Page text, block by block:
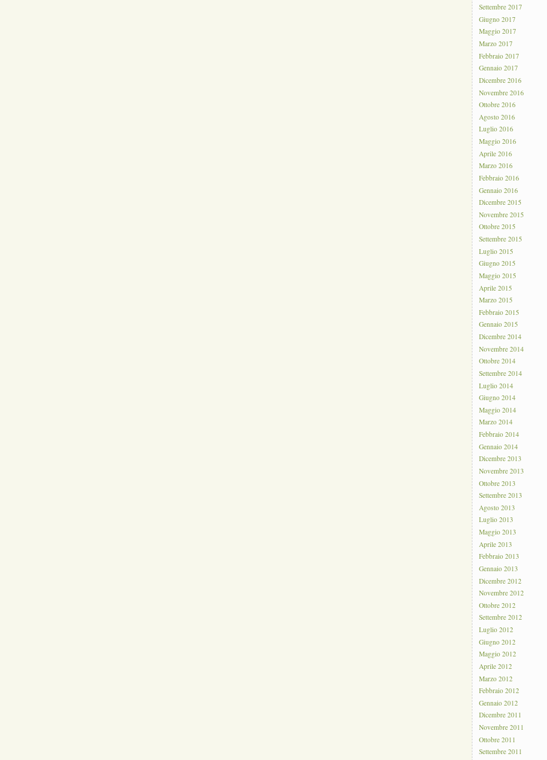
Settembre 2017
Giugno 2017
Maggio 2017
Marzo 2017
Febbraio 2017
Gennaio 2017
Dicembre 2016
Novembre 2016
Ottobre 2016
Agosto 2016
Luglio 2016
Maggio 2016
Aprile 2016
Marzo 2016
Febbraio 2016
Gennaio 2016
Dicembre 2015
Novembre 2015
Ottobre 2015
Settembre 2015
Luglio 2015
Giugno 2015
Maggio 2015
Aprile 2015
Marzo 2015
Febbraio 2015
Gennaio 2015
Dicembre 2014
Novembre 2014
Ottobre 2014
Settembre 2014
Luglio 2014
Giugno 2014
Maggio 2014
Marzo 2014
Febbraio 2014
Gennaio 2014
Dicembre 2013
Novembre 2013
Ottobre 2013
Settembre 2013
Agosto 2013
Luglio 2013
Maggio 2013
Aprile 2013
Febbraio 2013
Gennaio 2013
Dicembre 2012
Novembre 2012
Ottobre 2012
Settembre 2012
Luglio 2012
Giugno 2012
Maggio 2012
Aprile 2012
Marzo 2012
Febbraio 2012
Gennaio 2012
Dicembre 2011
Novembre 2011
Ottobre 2011
Settembre 2011